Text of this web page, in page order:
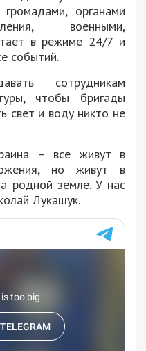
органами
военными,
в режиме 24/7 и
событий.
сотрудникам
чтобы бригады
свет и воду никто не
– все живут в
но живут в
родной земле. У нас
Лукашук.